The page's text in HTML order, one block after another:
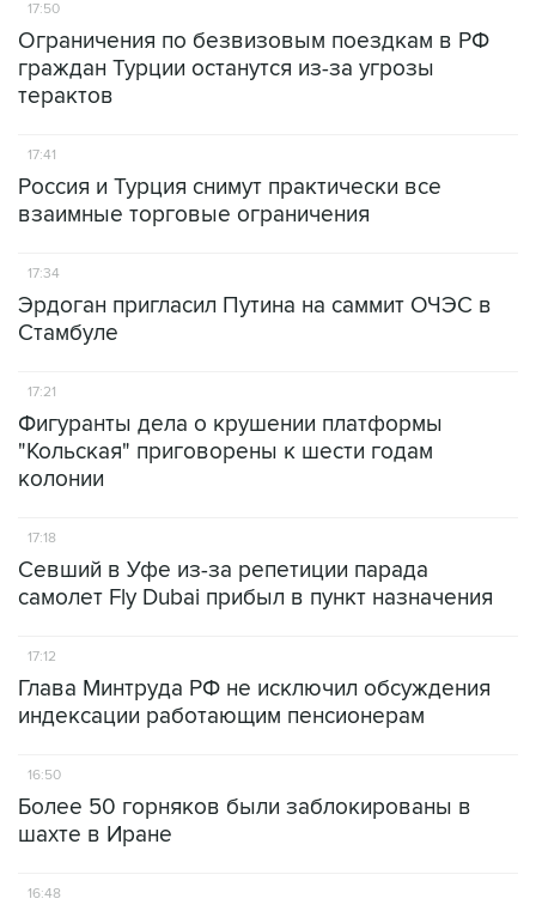
17:50
Ограничения по безвизовым поездкам в РФ
граждан Турции останутся из-за угрозы
терактов
17:41
Россия и Турция снимут практически все
взаимные торговые ограничения
17:34
Эрдоган пригласил Путина на саммит ОЧЭС в
Стамбуле
17:21
Фигуранты дела о крушении платформы
"Кольская" приговорены к шести годам
колонии
17:18
Севший в Уфе из-за репетиции парада
самолет Fly Dubai прибыл в пункт назначения
17:12
Глава Минтруда РФ не исключил обсуждения
индексации работающим пенсионерам
16:50
Более 50 горняков были заблокированы в
шахте в Иране
16:48